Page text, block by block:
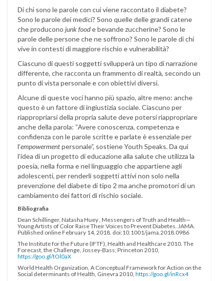
Di chi sono le parole con cui viene raccontato il diabete?
Sono le parole dei medici? Sono quelle delle grandi catene
che producono junk foode bevande zuccherine? Sono le
parole delle persone che ne soffrono? Sono le parole di chi
vive in contesti di maggiore rischio e vulnerabilità?
Ciascuno di questi soggetti svilupperà un tipo di narrazione
differente, che racconta un frammento di realtà, secondo un
punto di vista personale e con obiettivi diversi.
Alcune di queste voci hanno più spazio, altre meno: anche
questo è un fattore di ingiustizia sociale. Ciascuno per
riappropriarsi della propria salute deve potersi riappropriare
anche della parola: “Avere conoscenza, competenza e
confidenza con le parole scritte e parlate è essenziale per
l’empowermentpersonale”, sostiene Youth Speaks. Da qui
l’idea di un progetto di educazione alla salute che utilizza la
poesia, nella forma e nel linguaggio che appartiene agli
adolescenti, per renderli soggetti attivi non solo nella
prevenzione del diabete di tipo 2 ma anche promotori di un
cambiamento dei fattori di rischio sociale.
Bibliografia
Dean Schillinger, Natasha Huey , Messengers of Truth and Health—
Young Artists of Color Raise Their Voices to Prevent Diabetes. JAMA.
Published online February 14, 2018. doi:10.1001/jama.2018.0986
The Institute for the Future (IFTF), Health and Healthcare 2010. The
Forecast, the Challenge, Jossey-Bass, Princeton 2010,
https://goo.gl/tOl0aX
World Health Organization, A Conceptual Framework for Action on the
Social determinants of Health, Ginevra 2010, https://goo.gl/inRcx4